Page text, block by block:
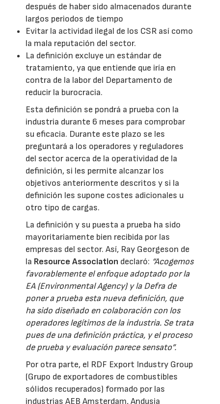
después de haber sido almacenados durante
largos periodos de tiempo
Evitar la actividad ilegal de los CSR así como
la mala reputación del sector.
La definición excluye un estándar de
tratamiento, ya que entiende que iría en
contra de la labor del Departamento de
reducir la burocracia.
Esta definición se pondrá a prueba con la
industria durante 6 meses para comprobar
su eficacia. Durante este plazo se les
preguntará a los operadores y reguladores
del sector acerca de la operatividad de la
definición, si les permite alcanzar los
objetivos anteriormente descritos y si la
definición les supone costes adicionales u
otro tipo de cargas.
La definición y su puesta a prueba ha sido
mayoritariamente bien recibida por las
empresas del sector. Así, Ray Georgeson de
la Resource Association declaró: “Acogemos
favorablemente el enfoque adoptado por la
EA (Environmental Agency) y la Defra de
poner a prueba esta nueva definición, que
ha sido diseñado en colaboración con los
operadores legítimos de la industria. Se trata
pues de una definición práctica, y el proceso
de prueba y evaluación parece sensato”.
Por otra parte, el RDF Export Industry Group
(Grupo de exportadores de combustibles
sólidos recuperados) formado por las
industrias AEB Amsterdam, Andusia